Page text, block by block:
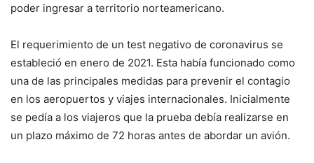
poder ingresar a territorio norteamericano.
El requerimiento de un test negativo de coronavirus se
estableció en enero de 2021. Esta había funcionado como
una de las principales medidas para prevenir el contagio
en los aeropuertos y viajes internacionales. Inicialmente
se pedía a los viajeros que la prueba debía realizarse en
un plazo máximo de 72 horas antes de abordar un avión.